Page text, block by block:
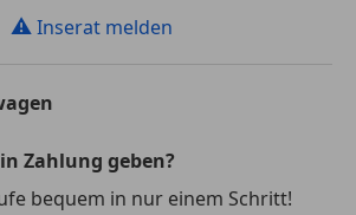
⚠ Inserat melden
Zahlung geben?
bequem in nur einem Schritt!